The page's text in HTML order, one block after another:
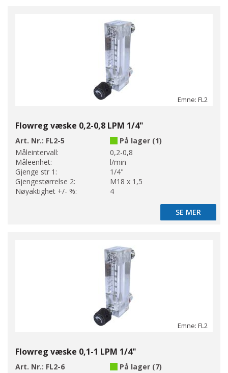
Emne: FL2
Flowreg væske 0,2-0,8 LPM 1/4"
Art. Nr.: FL2-5
På lager (1)
Måleintervall:
0,2-0,8
Måleenhet:
l/min
Gjenge str 1:
1/4"
Gjengestørrelse 2:
M18 x 1,5
Nøyaktighet +/- %:
4
SE MER
SE MER
Emne: FL2
Flowreg væske 0,1-1 LPM 1/4"
Art. Nr.: FL2-6
På lager (7)